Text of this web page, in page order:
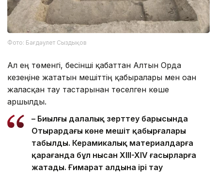
Фото: Бағдәулет Сыздықов
Ал ең төменгі, бесінші қабаттан Алтын Орда
кезеңіне жататын мешіттің қабырғалары мен оған
жалғасқан тау тастарынан төселген көше
аршылды.
– Биылғы далалық зерттеу барысында
Отырардағы көне мешіт қабырғалары
табылды. Керамикалық материалдарға
қарағанда бұл нысан XIII-XIV ғасырларға
жатады. Ғимарат алдына ірі тау